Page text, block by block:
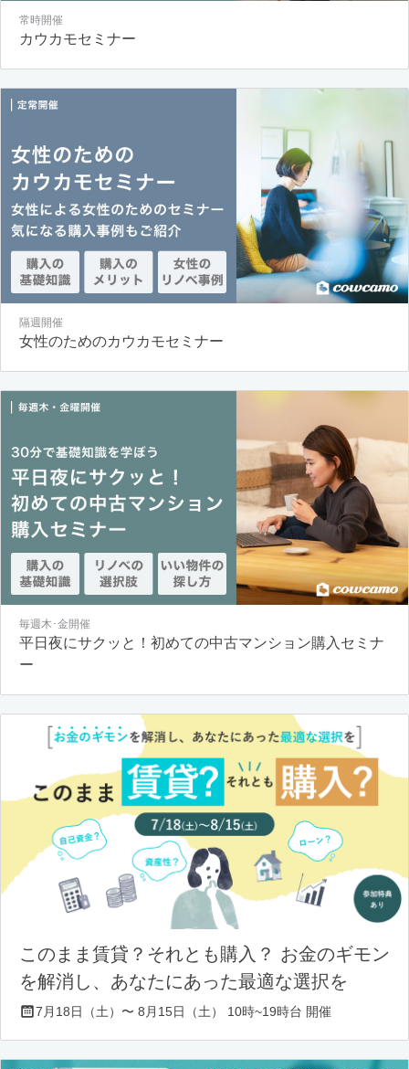
常時開催
カウカモセミナー
隔週開催
女性のためのカウカモセミナー
毎週木･金開催
平日夜にサクッと！初めての中古マンション購入セミナ
ー
このまま賃貸？それとも購入？ お金のギモン
を解消し、あなたにあった最適な選択を
7月18日（土）〜 8月15日（土） 10時~19時台 開催